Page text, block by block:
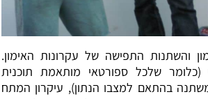
והשתנות התפישה של עקרונות האימון.
(כלומר שלכל ספורטאי מותאמת תוכנית
בהתאם למצבו הנתון), עיקרון המתח